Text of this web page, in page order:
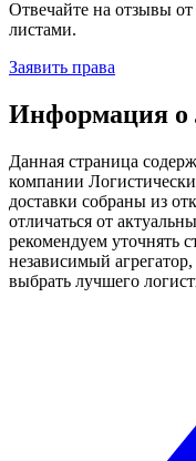
Отвечайте на отзывы
листами.
Заявить права
Информация о
Данная страница
компании
доставки собраны из
отличаться от
рекомендуем уточнять
независимый
выбрать лучшего